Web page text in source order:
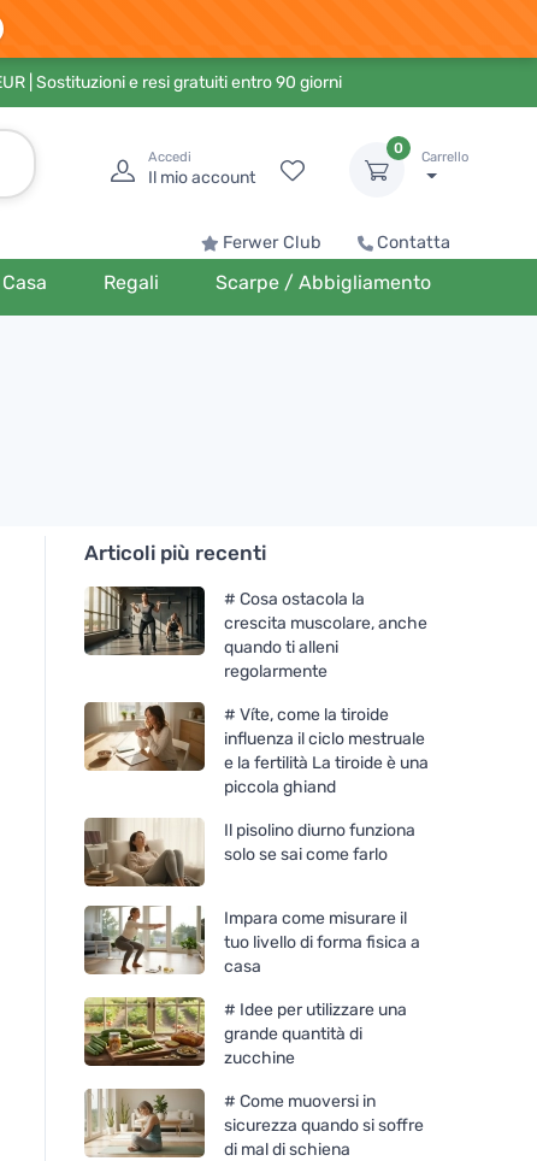
| Sostituzioni e resi gratuiti entro 90 giorni
Accedi
Il mio account
0
Carrello
Ferwer Club Contatta
Casa Regali Scarpe / Abbigliamento
Articoli più recenti
# Cosa ostacola la
crescita muscolare, anche
quando ti alleni
regolarmente
# Víte, come la tiroide
influenza il ciclo mestruale
e la fertilità La tiroide è una
piccola ghiand
Il pisolino diurno funziona
solo se sai come farlo
Impara come misurare il
tuo livello di forma fisica a
casa
# Idee per utilizzare una
grande quantità di
zucchine
# Come muoversi in
sicurezza quando si soffre
di mal di schiena